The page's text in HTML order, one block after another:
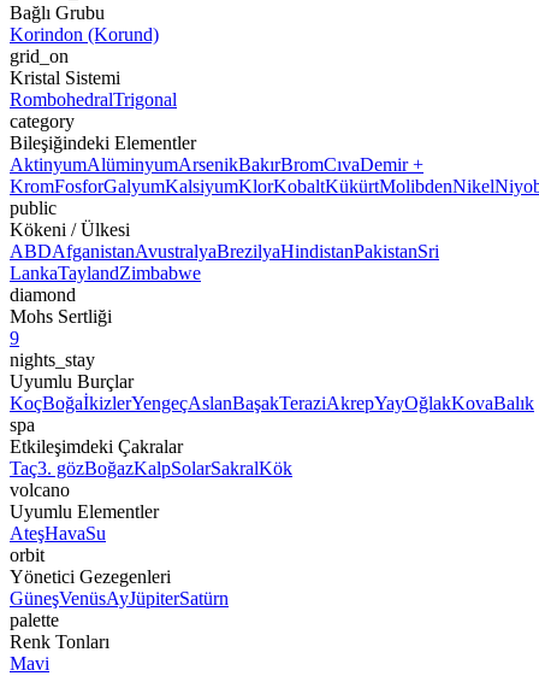
Bağlı Grubu
Korindon (Korund)
grid_on
Kristal Sistemi
RombohedralTrigonal
category
Bileşiğindeki Elementler
AktinyumAlüminyumArsenikBakırBromCıvaDemir +
KromFosforGalyumKalsiyumKlorKobaltKükürtMolibdenNikel
public
Kökeni / Ülkesi
ABDAfganistanAvustralyaBrezilyaHindistanPakistanSri
LankaTaylandZimbabwe
diamond
Mohs Sertliği
9
nights_stay
Uyumlu Burçlar
KoçBoğaİkizlerYengeçAslanBaşakTeraziAkrepYayOğlakKovaBalık
spa
Etkileşimdeki Çakralar
Taç3. gözBoğazKalpSolarSakralKök
volcano
Uyumlu Elementler
AteşHavaSu
orbit
Yönetici Gezegenleri
GüneşVenüsAyJüpiterSatürn
palette
Renk Tonları
Mavi